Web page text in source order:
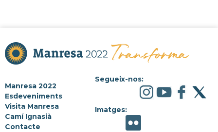
Manresa 2022
Esdeveniments
Visita Manresa
Camí Ignasià
Contacte
Segueix-nos:
Imatges: